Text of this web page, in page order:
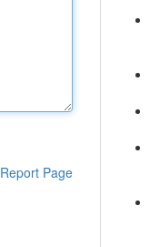
Report Page